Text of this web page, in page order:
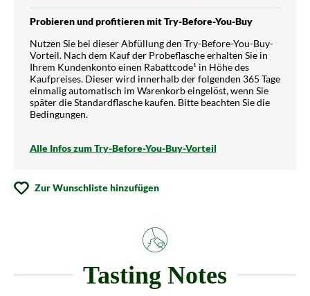
Probieren und profitieren mit Try-Before-You-Buy
Nutzen Sie bei dieser Abfüllung den Try-Before-You-Buy-
Vorteil. Nach dem Kauf der Probeflasche erhalten Sie in
Ihrem Kundenkonto einen Rabattcode¹ in Höhe des
Kaufpreises. Dieser wird innerhalb der folgenden 365 Tage
einmalig automatisch im Warenkorb eingelöst, wenn Sie
später die Standardflasche kaufen. Bitte beachten Sie die
Bedingungen.
Alle Infos zum Try-Before-You-Buy-Vorteil
Zur Wunschliste hinzufügen
Tasting Notes